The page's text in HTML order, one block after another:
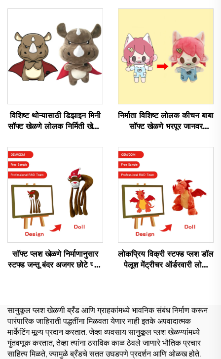
विशिष्ट थोऱ्यासाठी डिझाइन मिनी
सॉफ्ट खेळणे लोलक निर्मिती खेळणे
निर्माता विशिष्ट लोलक कीचन बाबा
सॉफ्ट खेळणे भरपूर जानवर
सॉफ्ट प्लश खेळणे निर्माणानुसार
स्टफ्ड जन्तू बंदर अजगर छोटे प्लश
लोकप्रिय विक्री स्टफ्ड प्लश डॉल
पेलूश मेंट्रीचर ऑर्डरवारी लोगो
सानुकूल प्लश खेळणी ब्रँड आणि ग्राहकांमध्ये भावनिक संबंध निर्माण करून
पारंपारिक जाहिराती पद्धतींना मिळवता येणार नाही इतके अपवादात्मक
मार्केटिंग मूल्य प्रदान करतात. जेव्हा व्यवसाय सानुकूल प्लश खेळण्यांमध्ये
गुंतवणूक करतात, तेव्हा त्यांना ठराविक काळ ठेवले जाणारे भौतिक प्रचार
साहित्य मिळते, ज्यामुळे ब्रँडचे सतत उघडपणे प्रदर्शन आणि ओळख होते.